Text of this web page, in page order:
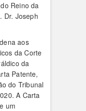
Reino da
Dr. Joseph
aos
da Corte
da
Patente,
do Tribunal
A Carta
um